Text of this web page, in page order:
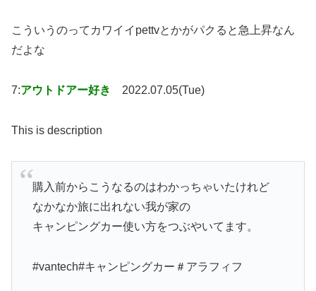
こういうのってカワイイpettvとかがパクると急上昇なん
だよな
7:アウトドアー好き 2022.07.05(Tue)
This is description
購入前からこうなるのはわかっちゃいたけれど
なかなか旅に出れない我が家の
キャンピングカー使い方をつぶやいてます。
#vantech#キャンピングカー＃アラフィフ